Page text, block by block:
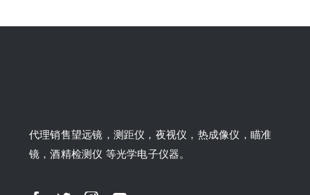
代理销售望远镜，测距仪，夜视仪，热成像仪，瞄准
镜，酒精检测仪 等光学电子仪器。